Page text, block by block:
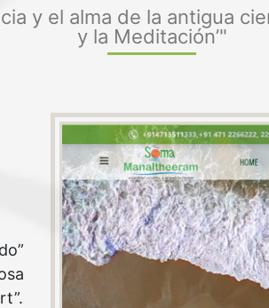
y el alma de la antigua
y la Meditación’"